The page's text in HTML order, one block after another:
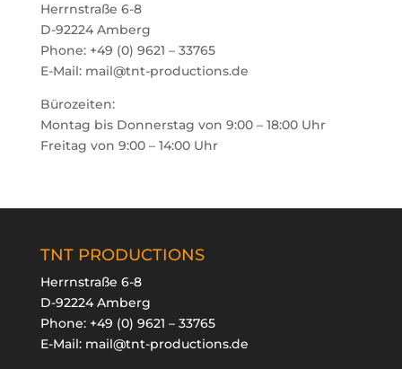
Herrnstraße 6-8
D-92224 Amberg
Phone: +49 (0) 9621 – 33765
E-Mail: mail@tnt-productions.de
Bürozeiten:
Montag bis Donnerstag von 9:00 – 18:00 Uhr
Freitag von 9:00 – 14:00 Uhr
TNT PRODUCTIONS
Herrnstraße 6-8
D-92224 Amberg
Phone: +49 (0) 9621 – 33765
E-Mail: mail@tnt-productions.de